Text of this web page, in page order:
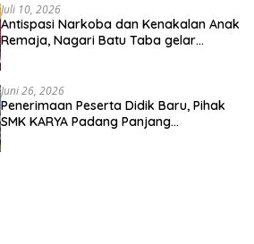
Juli 10, 2026
Antispasi Narkoba dan Kenakalan Anak
Remaja, Nagari Batu Taba gelar
Juni 26, 2026
Penerimaan Peserta Didik Baru, Pihak
SMK KARYA Padang Panjang